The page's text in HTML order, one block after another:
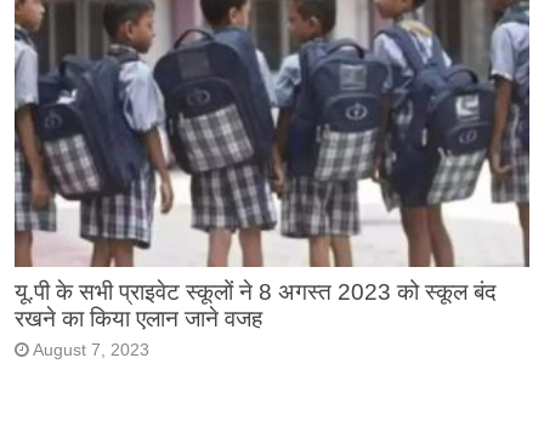
यू.पी के सभी प्राइवेट स्कूलों ने 8 अगस्त 2023 को स्कूल बंद
रखने का किया एलान जाने वजह
August 7, 2023